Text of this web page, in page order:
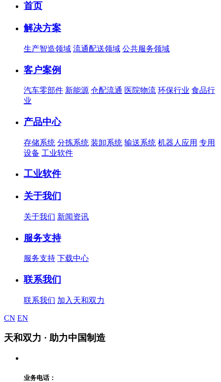
首页
解决方案
生产智造领域 流通配送领域 公共服务领域
客户案例
汽车零部件 新能源 仓配流通 医院物流 环保行业 食品行
业
产品中心
存储系统 分拣系统 装卸系统 输送系统 机器人应用 专用
设备 工业软件
工业软件
关于我们
关于我们 新闻资讯
服务支持
服务支持 下载中心
联系我们
联系我们 加入天和双力
CN EN
天和双力 · 助力中国制造
业务电话：